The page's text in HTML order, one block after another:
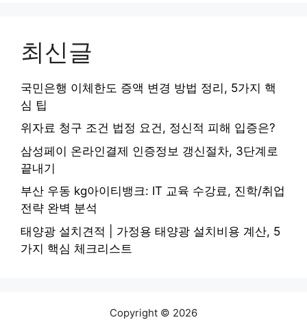
최신글
국민은행 이체한도 증액 변경 방법 정리, 5가지 핵
심 팁
위자료 청구 조건 법정 요건, 정신적 피해 입증은?
삼성페이 온라인결제 인증정보 갱신절차, 3단계로
끝내기
부산 우동 kg아이티뱅크: IT 교육 수강료, 진학/취업
전략 완벽 분석
태양광 설치견적 | 가정용 태양광 설치비용 계산, 5
가지 핵심 체크리스트
Copyright © 2026